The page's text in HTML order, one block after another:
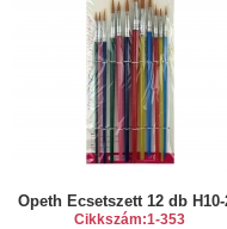
Opeth Ecsetszett 12 db H10-
Cikkszám:1-353